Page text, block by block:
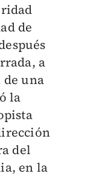
de
a
de una
la
del
en la